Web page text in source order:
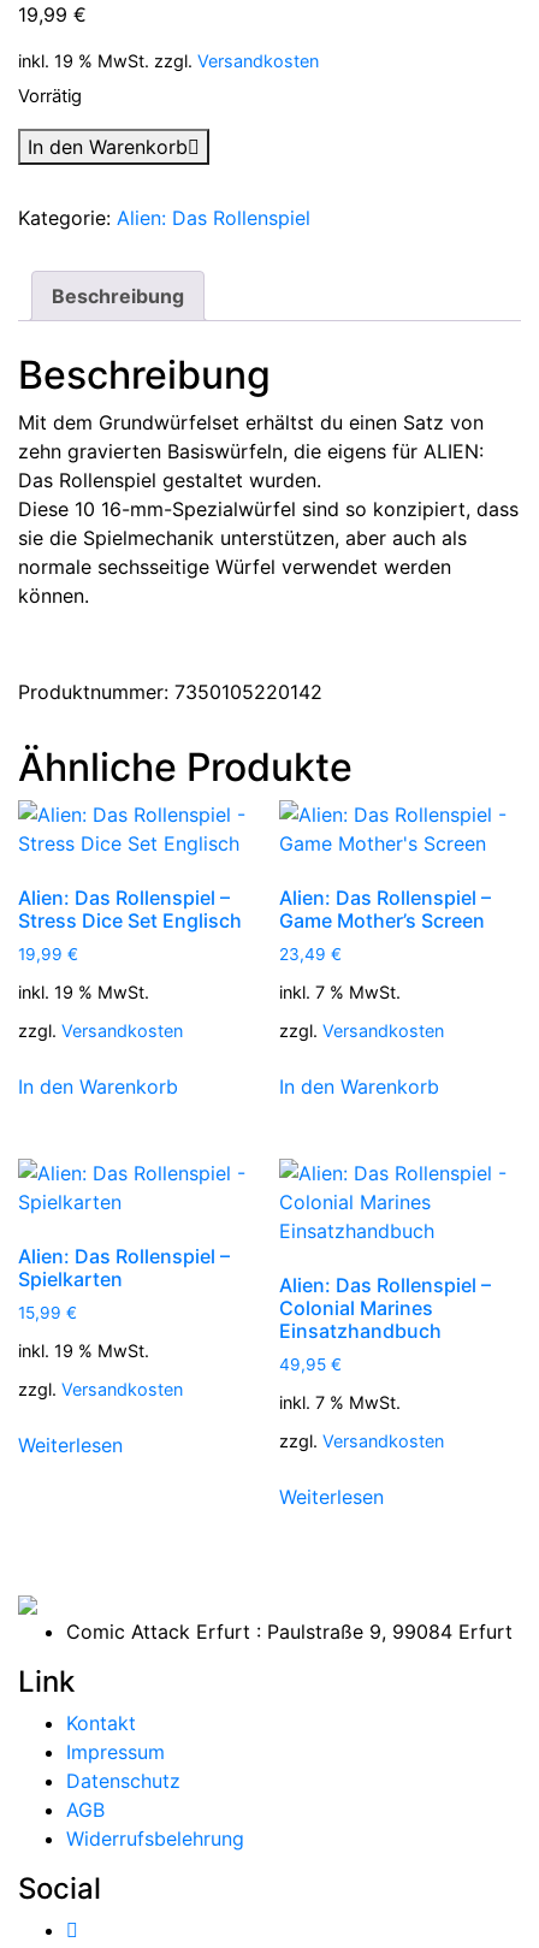
19,99 €
inkl. 19 % MwSt. zzgl. Versandkosten
Vorrätig
Alien:
Das
-
Dice
Set
Menge
In den Warenkorb
Kategorie: Alien: Das Rollenspiel
Beschreibung
Beschreibung
Mit dem Grundwürfelset erhältst du einen Satz von
zehn gravierten Basiswürfeln, die eigens für ALIEN:
Das Rollenspiel gestaltet wurden.
Diese 10 16-mm-Spezialwürfel sind so konzipiert, dass
sie die Spielmechanik unterstützen, aber auch als
normale sechsseitige Würfel verwendet werden
können.
Produktnummer: 7350105220142
Ähnliche Produkte
Alien: Das Rollenspiel –
Stress Dice Set Englisch
19,99 €
inkl. 19 % MwSt.
zzgl. Versandkosten
In den Warenkorb
Alien: Das Rollenspiel –
Game Mother’s Screen
23,49€
inkl. 7 % MwSt.
zzgl.Versandkosten
In den Warenkorb
Alien: Das Rollenspiel –
Spielkarten
15,99 €
inkl. 19 % MwSt.
zzgl. Versandkosten
Weiterlesen
Alien: Das Rollenspiel –
Colonial Marines
Einsatzhandbuch
49,95€
inkl. 7 % MwSt.
zzgl.Versandkosten
Weiterlesen
Comic Attack Erfurt : Paulstraße 9, 99084 Erfurt
Link
Kontakt
Impressum
Datenschutz
AGB
Widerrufsbelehrung
Social